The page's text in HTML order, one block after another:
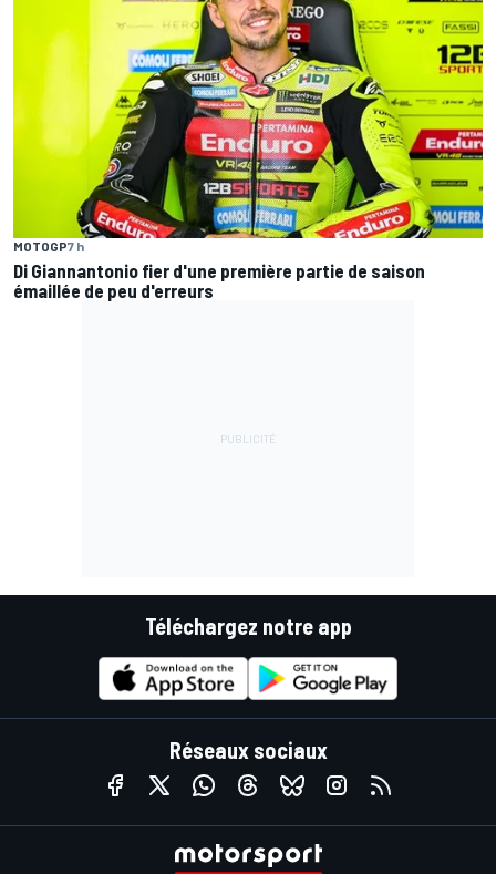
MOTOGP7 h
Di Giannantonio fier d'une première partie de saison
émaillée de peu d'erreurs
Téléchargez notre app
Réseaux sociaux